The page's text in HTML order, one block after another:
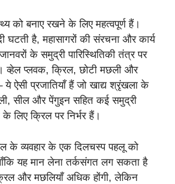
को बनाए रखने के लिए महत्वपूर्ण हैं।
है, महासागरों की संरचना और कार्य
के समुद्री पारिस्थितिकी तंत्र पर
व्हेल प्लवक, क्रिल, छोटी मछली और
ऐसी प्रजातियाँ हैं जो खाद्य श्रृंखला के
सील और पेंगुइन सहित कई समुद्री
के लिए क्रिल पर निर्भर हैं।
के व्यवहार के एक दिलचस्प पहलू को
यह मान लेना तर्कसंगत लग सकता है
और मछलियाँ अधिक होंगी, लेकिन